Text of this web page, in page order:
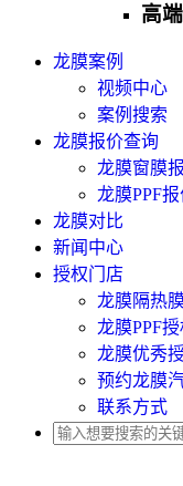
高
龙膜案例
视频中心
案例搜索
龙膜报价查询
龙膜窗膜
龙膜PPF
龙膜对比
新闻中心
授权门店
龙膜隔热
龙膜PPF
龙膜优秀
预约龙膜
联系方式